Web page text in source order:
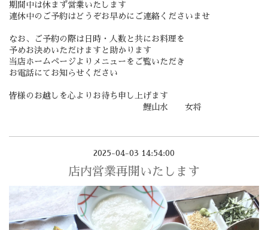
期間中は休まず営業いたします
連休中のご予約はどうぞお早めにご連絡くださいませ
なお、ご予約の際は日時・人数と共にお料理を
予めお決めいただけますと助かります
当店ホームページよりメニューをご覧いただき
お電話にてお知らせください
皆様のお越しを心よりお待ち申し上げます
鯉山水 女将
2025-04-03 14:54:00
店内営業再開いたします